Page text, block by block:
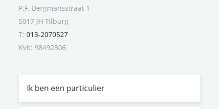
P.F. Bergmansstraat 1
5017 JH Tilburg
T: 013-2070527
KvK: 98492306
Ik ben een particulier